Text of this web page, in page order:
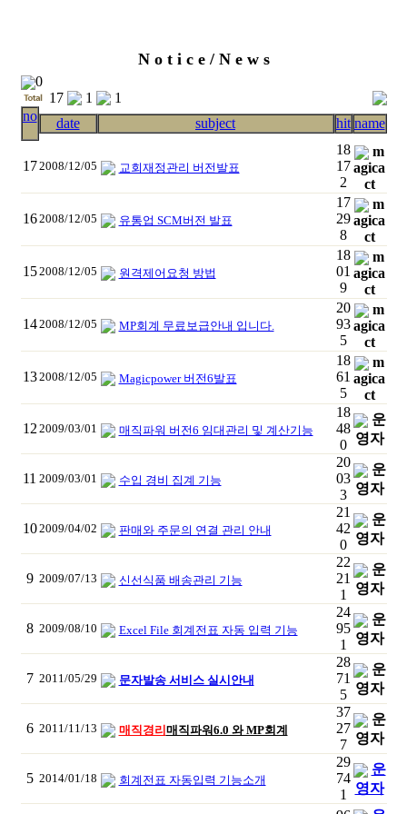
N o t i c e / N e w s
0
17
1
1
no
date subject hit name
172008/12/05 교회재정관리 버전발표
18
17
2
m
agica
ct
162008/12/05 유통업 SCM버전 발표
17
29
8
m
agica
ct
152008/12/05 원격제어요청 방법
18
01
9
m
agica
ct
142008/12/05 MP회계 무료보급안내 입니다.
20
93
5
m
agica
ct
132008/12/05 Magicpower 버전6발표
18
61
5
m
agica
ct
12 2009/03/01 매직파워 버전6 임대관리 및 계산기능
18
48
0
운
영자
11 2009/03/01 수입 경비 집계 기능
20
03
3
운
영자
102009/04/02 판매와 주문의 연결 관리 안내
21
42
0
운
영자
9 2009/07/13 신선식품 배송관리 기능
22
21
1
운
영자
8 2009/08/10 Excel File 회계전표 자동 입력 기능
24
95
1
운
영자
7 2011/05/29 문자발송 서비스 실시안내
28
71
5
운
영자
6 2011/11/13 매직경리 매직파워6.0 와 MP회계
37
27
7
운
영자
5 2014/01/18 회계전표 자동입력 기능소개
29
74
1
운
영자